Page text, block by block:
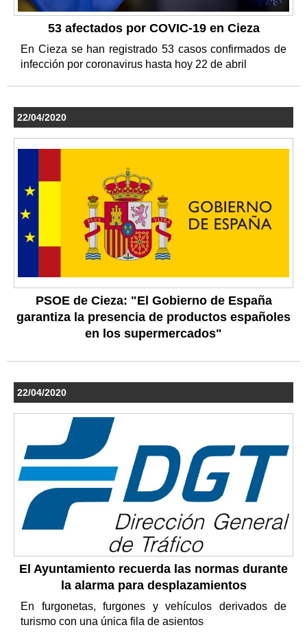
53 afectados por COVIC-19 en Cieza
En Cieza se han registrado 53 casos confirmados de
infección por coronavirus hasta hoy 22 de abril
22/04/2020
PSOE de Cieza: "El Gobierno de España
garantiza la presencia de productos españoles
en los supermercados"
22/04/2020
El Ayuntamiento recuerda las normas durante
la alarma para desplazamientos
En furgonetas, furgones y vehículos derivados de
turismo con una única fila de asientos